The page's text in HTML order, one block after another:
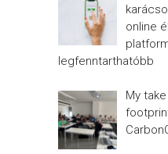
online
legfenntarthatóbb
My